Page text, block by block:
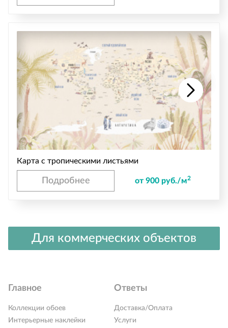
Карта с тропическими листьями
Подробнее от 900 руб./м2
Для коммерческих объектов
Главное
Коллекции обоев
Интерьерные наклейки
Ответы
Доставка/Оплата
Услуги